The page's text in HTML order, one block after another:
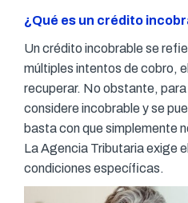
¿Qué es un crédito
Un crédito incobrable se
múltiples intentos de cobro,
recuperar. No obstante,
considere incobrable y se
basta con que simplemente
La Agencia Tributaria exige
condiciones específicas.